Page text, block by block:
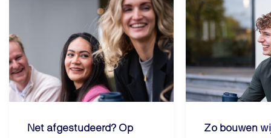
Net afgestudeerd? Op
Zo bouwen